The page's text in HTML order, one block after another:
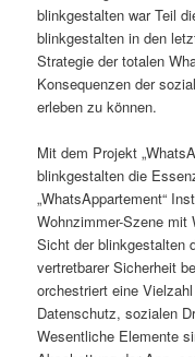
blinkgestalten war Teil
blinkgestalten in den
Strategie der totalen
Konsequenzen der
erleben zu können.
Mit dem Projekt
blinkgestalten die
„WhatsAppartement“
Wohnzimmer-Szene
Sicht der blinkgestalten
vertretbarer Sicherheit
orchestriert eine
Datenschutz, sozialen
Wesentliche Elemente